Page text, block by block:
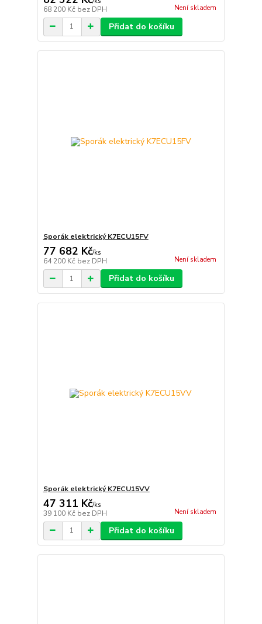
68 200 Kč bez DPH Není skladem
Přidat do košíku
Sporák elektrický K7ECU15FV
77 682 Kč/ks
64 200 Kč bez DPH Není skladem
Přidat do košíku
Sporák elektrický K7ECU15VV
47 311 Kč/ks
39 100 Kč bez DPH Není skladem
Přidat do košíku